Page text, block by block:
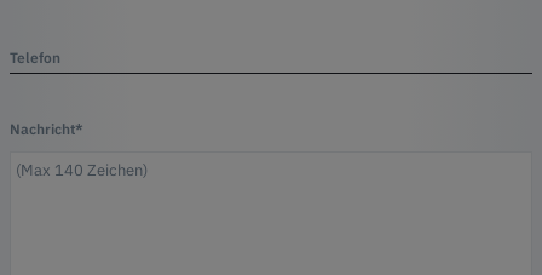
Telefon
Nachricht*